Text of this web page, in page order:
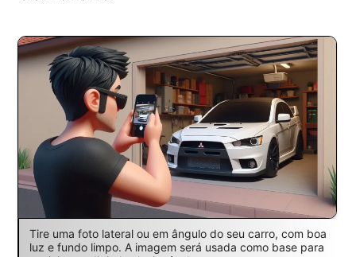
Tire uma foto lateral ou em ângulo do seu carro, com boa
luz e fundo limpo. A imagem será usada como base para